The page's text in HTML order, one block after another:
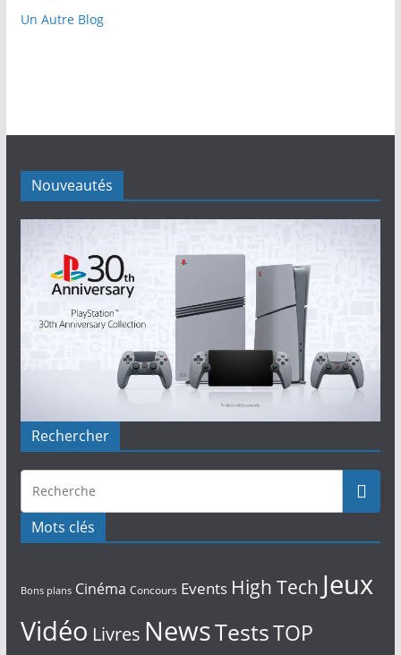
Un Autre Blog
Nouveautés
Rechercher
Mots clés
Bons plans Cinéma Concours Events High Tech Jeux
Vidéo Livres NewsTestsTOP